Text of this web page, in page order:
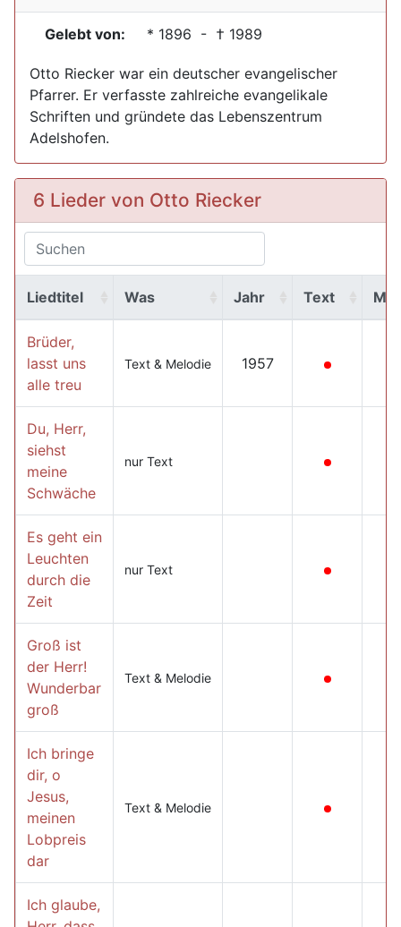
Gelebt von: * 1896 - † 1989
Otto Riecker war ein deutscher evangelischer
Pfarrer. Er verfasste zahlreiche evangelikale
Schriften und gründete das Lebenszentrum
Adelshofen.
6 Lieder von Otto Riecker
Liedtitel Was Jahr Text
Brüder,
lasst uns
alle treu
Text & Melodie 1957
Du, Herr,
siehst
meine
Schwäche
nur Text
Es geht ein
Leuchten
durch die
Zeit
nur Text
Groß ist
der Herr!
Wunderbar
groß
Text & Melodie
Ich bringe
dir, o
Jesus,
meinen
Lobpreis
dar
Text & Melodie
Ich glaube,